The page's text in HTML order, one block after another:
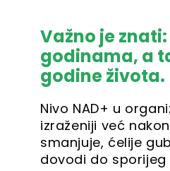
Važno je
godinama, a
godine života.
Nivo NAD+ u
izraženiji već
smanjuje, ćelije
dovodi do